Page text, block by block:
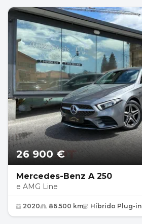
26 900 €
Mercedes-Benz A 250
e AMG Line
2020 86.500 km Híbrido Plug-in